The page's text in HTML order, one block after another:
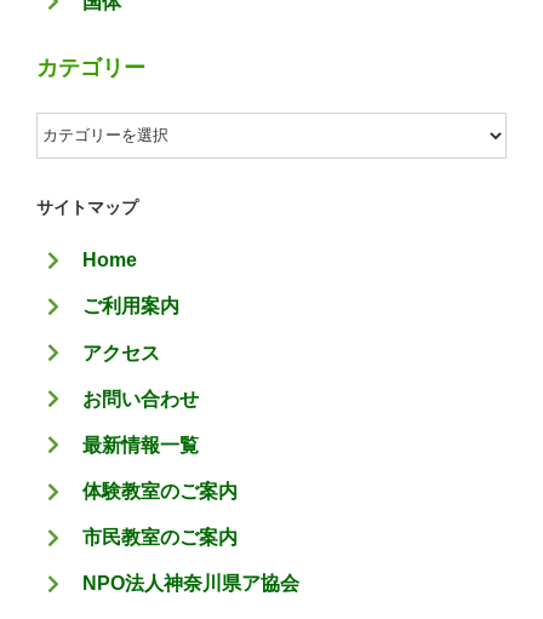
カテゴリー
カ
テ
ゴ
ー
サイトマップ
Home
ご利用案内
アクセス
お問い合わせ
最新情報一覧
体験教室のご案内
市民教室のご案内
NPO法人神奈川県ア協会